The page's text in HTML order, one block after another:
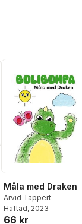
Måla med Draken
Arvid Tappert
Häftad, 2023
66 kr